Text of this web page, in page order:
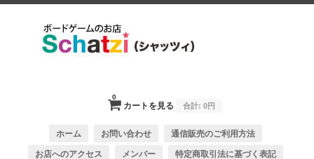
カートを見る
0
合計: 0円
ホーム お問い合わせ 通信販売のご利用方法
お店へのアクセス メンバー 特定商取引法に基づく表記